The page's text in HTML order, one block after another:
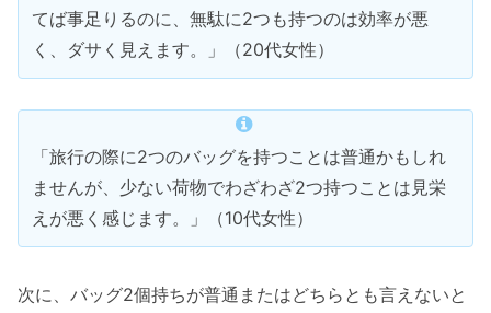
てば事足りるのに、無駄に2つも持つのは効率が悪
く、ダサく見えます。」（20代女性）
「旅行の際に2つのバッグを持つことは普通かもしれ
ませんが、少ない荷物でわざわざ2つ持つことは見栄
えが悪く感じます。」（10代女性）
次に、バッグ2個持ちが普通またはどちらとも言えないと